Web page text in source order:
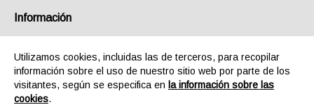
Información
Utilizamos cookies, incluidas las de terceros, para recopilar
información sobre el uso de nuestro sitio web por parte de los
visitantes, según se especifica en la información sobre las
cookies.